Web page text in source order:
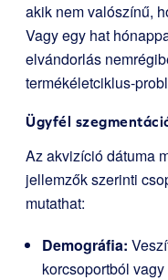
akik nem valószínű,
Vagy egy hat
elvándorlás
termékéletciklus-
Ügyfél
Az akvizíció dátuma
jellemzők szerinti
mutathat:
Demográfia:
korcsoportból